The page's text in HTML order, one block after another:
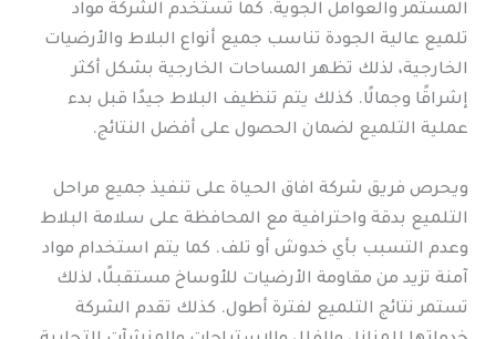
المستمر والعوامل الجوية. كما تستخدم الشركة مواد
تلميع عالية الجودة تناسب جميع أنواع البلاط والأرضيات
الخارجية، لذلك تظهر المساحات الخارجية بشكل أكثر
إشراقًا وجمالًا. كذلك يتم تنظيف البلاط جيدًا قبل بدء
عملية التلميع لضمان الحصول على أفضل النتائج.
ويحرص فريق شركة افاق الحياة على تنفيذ جميع مراحل
التلميع بدقة واحترافية مع المحافظة على سلامة البلاط
وعدم التسبب بأي خدوش أو تلف. كما يتم استخدام مواد
آمنة تزيد من مقاومة الأرضيات للأوساخ مستقبلًا، لذلك
تستمر نتائج التلميع لفترة أطول. كذلك تقدم الشركة